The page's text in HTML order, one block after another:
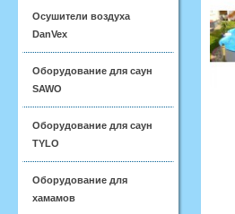
Осушители воздуха
DanVex
Оборудование для саун
SAWO
Оборудование для саун
TYLO
Оборудование для
хамамов